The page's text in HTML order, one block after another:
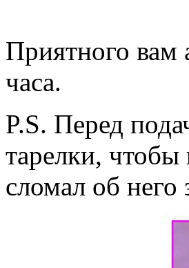
Приятного вам
часа.
P.S. Перед
тарелки, чтобы
сломал об него